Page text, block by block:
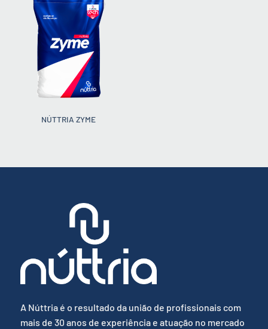
NÚTTRIA ZYME
A Núttria é o resultado da união de profissionais com
mais de 30 anos de experiência e atuação no mercado